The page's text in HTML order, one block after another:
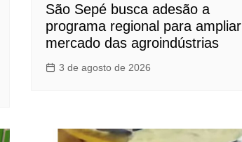
São Sepé busca adesão a
programa regional para ampliar
mercado das agroindústrias
3 de agosto de 2026